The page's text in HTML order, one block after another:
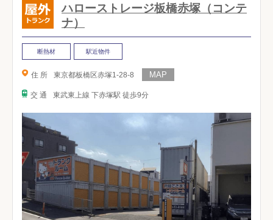
ハローストレージ板橋赤塚（コンテ
ナ）
断熱材 駅近物件
住 所 東京都板橋区赤塚1-28-8
交 通 東武東上線 下赤塚駅 徒歩9分